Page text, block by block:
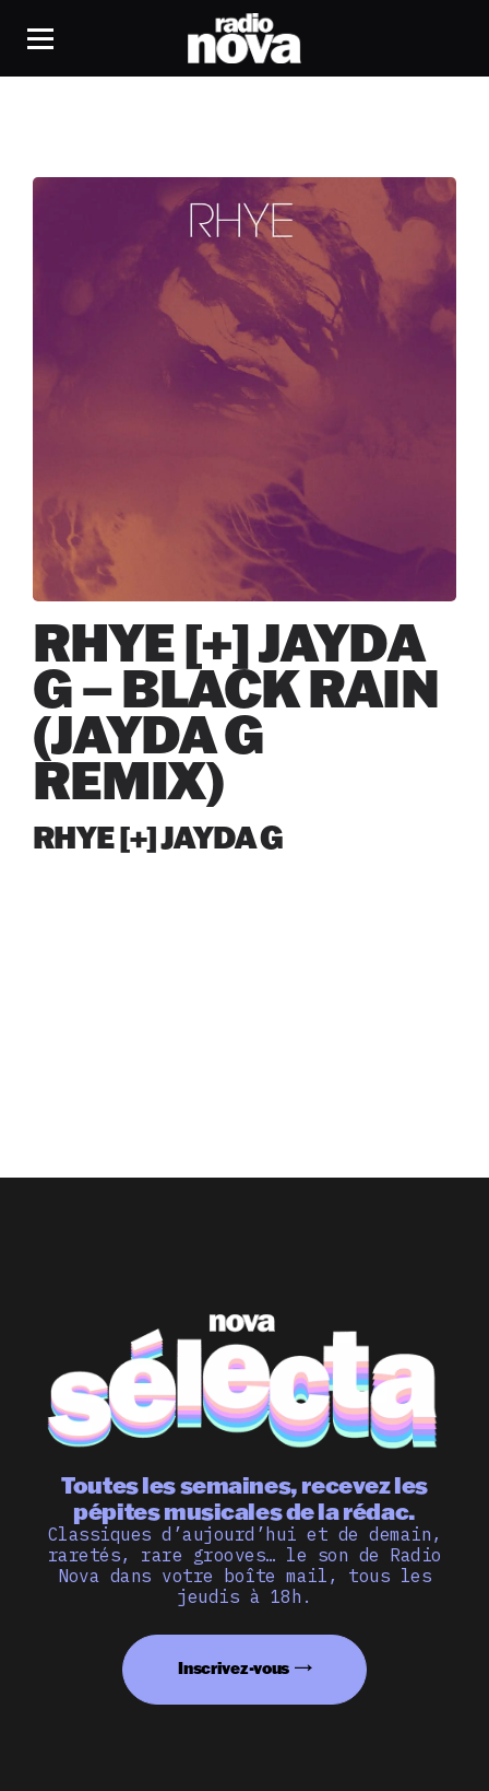
RHYE [+] JAYDA
G – BLACK RAIN
(JAYDA G
REMIX)
RHYE [+] JAYDA G
Toutes les semaines, recevez les
pépites musicales de la rédac.
Classiques d’aujourd’hui et de demain,
raretés, rare grooves… le son de Radio
Nova dans votre boîte mail, tous les
jeudis à 18h.
Inscrivez-vous